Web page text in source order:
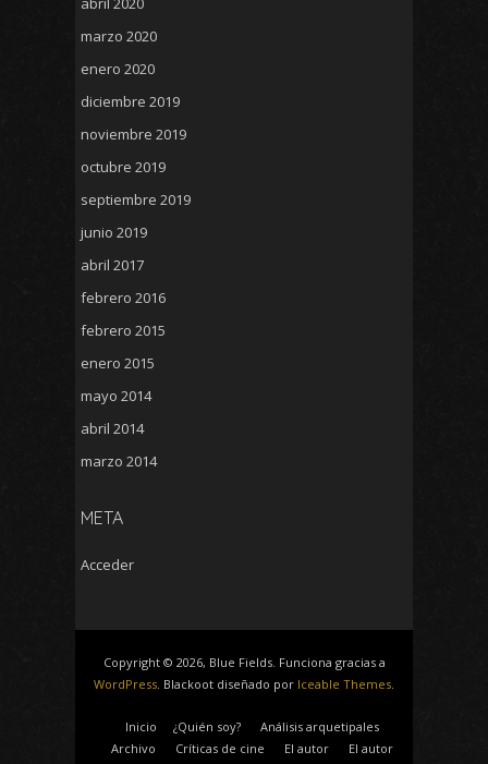
marzo 2020
enero 2020
diciembre 2019
noviembre 2019
octubre 2019
septiembre 2019
junio 2019
abril 2017
febrero 2016
febrero 2015
enero 2015
mayo 2014
abril 2014
marzo 2014
META
Acceder
Copyright © 2026, Blue Fields. Funciona gracias a
WordPress. Blackoot diseñado por Iceable Themes.
Inicio ¿Quién soy?
Análisis arquetipales
Archivo
Críticas de cine El autor
El autor